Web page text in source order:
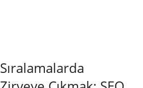
Sıralamalarda